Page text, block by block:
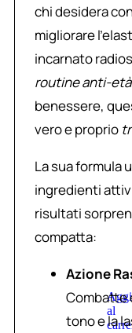
al
chi desidera
migliorare
incarnato
routine anti-età
benessere,
vero e proprio
La sua formula
ingredienti
risultati
compatta:
Azione
Combatte
tono e la